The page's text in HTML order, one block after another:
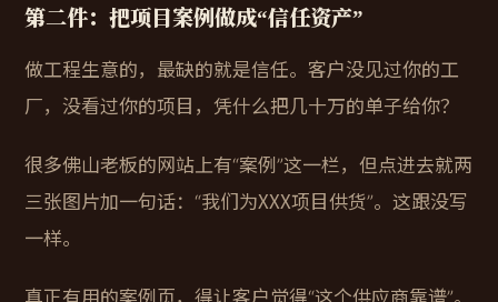
第二件：把项目案例做成“信任资产”
做工程生意的，最缺的就是信任。客户没见过你的工
厂，没看过你的项目，凭什么把几十万的单子给你？
很多佛山老板的网站上有“案例”这一栏，但点进去就两
三张图片加一句话：“我们为XXX项目供货”。这跟没写
一样。
真正有用的案例页，得让客户觉得“这个供应商靠谱”。